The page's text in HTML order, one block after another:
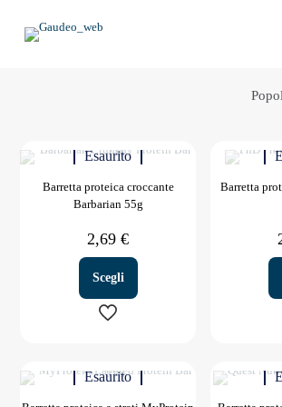
Esaurito
Barretta proteica croccante
Barbarian 55g
2,69€
Scegli
ha
Barretta
Esaurito